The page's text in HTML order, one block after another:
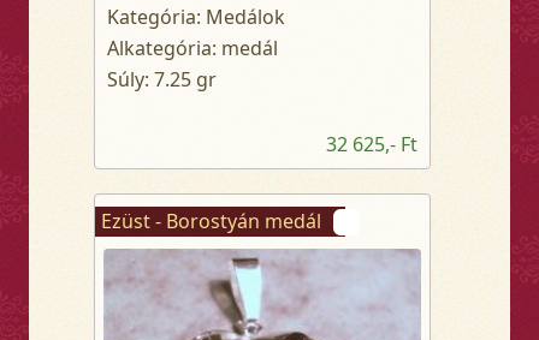
Kategória: Medálok
Alkategória: medál
Súly: 7.25 gr
32 625,- Ft
Ezüst - Borostyán medál